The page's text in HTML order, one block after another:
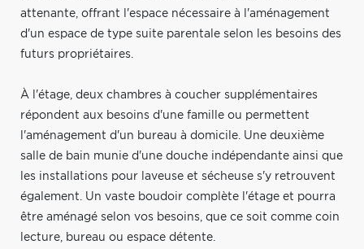
attenante, offrant l'espace nécessaire à l'aménagement
d'un espace de type suite parentale selon les besoins des
futurs propriétaires.
À l'étage, deux chambres à coucher supplémentaires
répondent aux besoins d'une famille ou permettent
l'aménagement d'un bureau à domicile. Une deuxième
salle de bain munie d'une douche indépendante ainsi que
les installations pour laveuse et sécheuse s'y retrouvent
également. Un vaste boudoir complète l'étage et pourra
être aménagé selon vos besoins, que ce soit comme coin
lecture, bureau ou espace détente.